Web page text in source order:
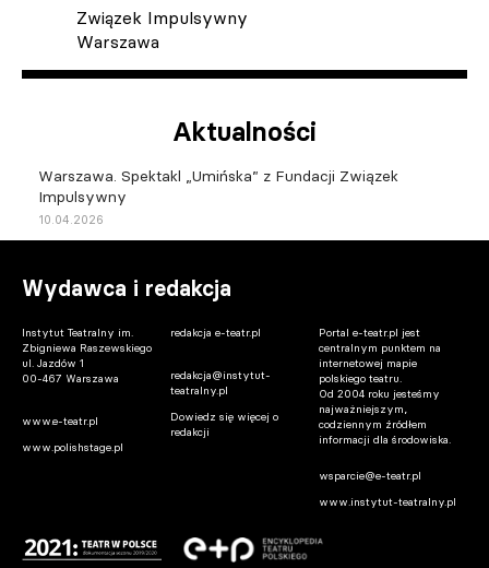
Związek Impulsywny
Warszawa
Aktualności
Warszawa. Spektakl „Umińska” z Fundacji Związek
Impulsywny
10.04.2026
Wydawca i redakcja
Instytut Teatralny im.
Zbigniewa Raszewskiego
ul. Jazdów 1
00-467 Warszawa
www.e-teatr.pl
www.polishstage.pl
redakcja e-teatr.pl
redakcja@instytut-
teatralny.pl
Dowiedz się więcej o
redakcji
Portal e-teatr.pl jest
centralnym punktem na
internetowej mapie
polskiego teatru.
Od 2004 roku jesteśmy
najważniejszym,
codziennym źródłem
informacji dla środowiska.
wsparcie@e-teatr.pl
www.instytut-teatralny.pl